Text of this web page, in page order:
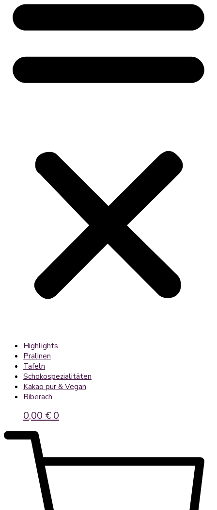
Highlights
Pralinen
Tafeln
Schokospezialitäten
Kakao pur & Vegan
Biberach
0,00 € 0